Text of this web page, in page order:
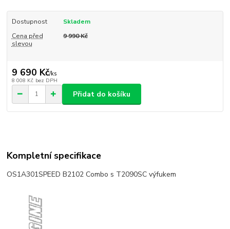
Dostupnost
Skladem
Cena před
slevou
9 990 Kč
9 690 Kč/ks
8 008 Kč bez DPH
Přidat do košíku
Kompletní specifikace
OS1A301SPEED B2102 Combo s T2090SC výfukem